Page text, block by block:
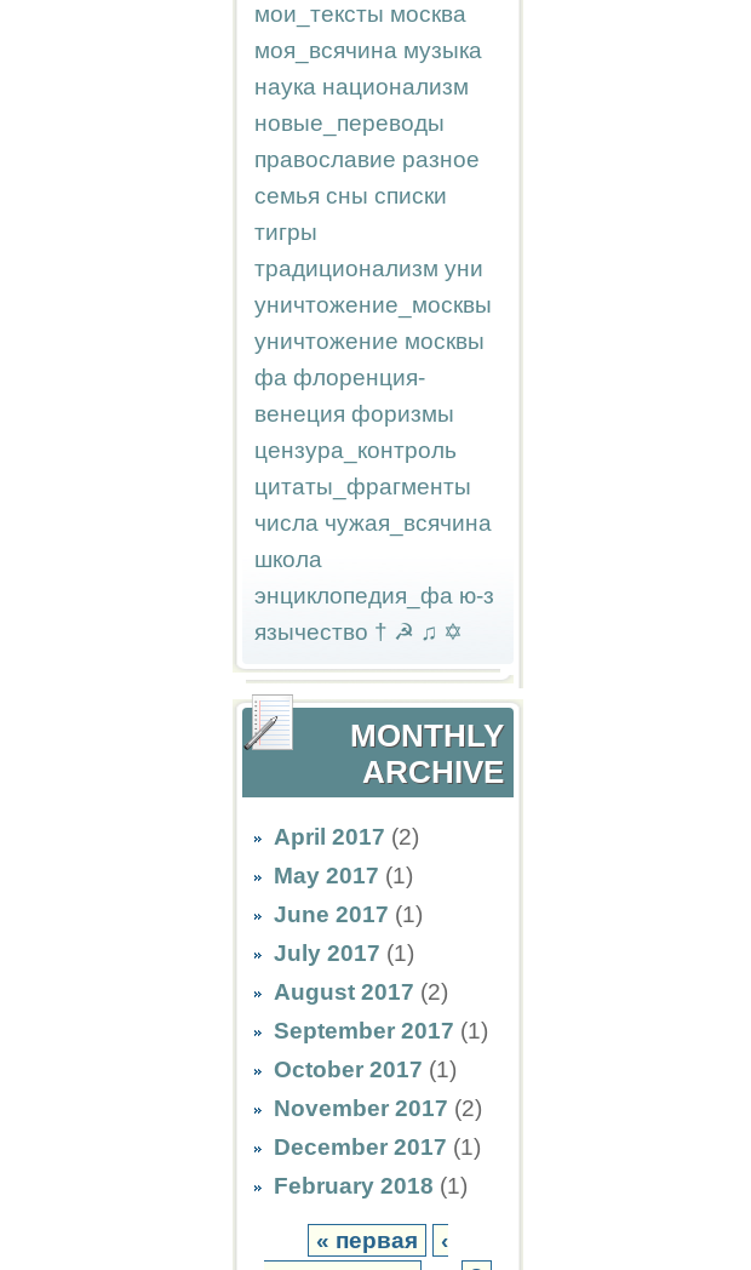
мои_тексты москва
моя_всячина музыка
наука национализм
новые_переводы
православие разное
семья сны списки
тигры
традиционализм уни
уничтожение_москвы
уничтожение москвы
фа флоренция-
венеция форизмы
цензура_контроль
цитаты_фрагменты
числа чужая_всячина
школа
энциклопедия_фа ю-з
язычество † ☭ ♫ ✡
MONTHLY
ARCHIVE
April 2017 (2)
May 2017 (1)
June 2017 (1)
July 2017 (1)
August 2017 (2)
September 2017 (1)
October 2017 (1)
November 2017 (2)
December 2017 (1)
February 2018 (1)
« первая
‹